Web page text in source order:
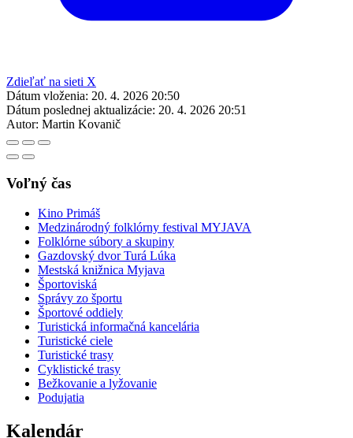
Zdieľať na sieti X
Dátum vloženia: 20. 4. 2026 20:50
Dátum poslednej aktualizácie: 20. 4. 2026 20:51
Autor: Martin Kovanič
Voľný čas
Kino Primáš
Medzinárodný folklórny festival MYJAVA
Folklórne súbory a skupiny
Gazdovský dvor Turá Lúka
Mestská knižnica Myjava
Športoviská
Správy zo športu
Športové oddiely
Turistická informačná kancelária
Turistické ciele
Turistické trasy
Cyklistické trasy
Bežkovanie a lyžovanie
Podujatia
Kalendár